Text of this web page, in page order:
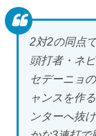
2対2の同点
頭打者・ネ
セデーニョ
ャンスを作
ンターへ抜